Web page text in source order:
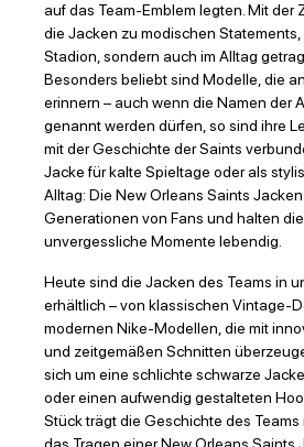
auf das Team-Emblem legten. Mit der
die Jacken zu modischen Statements,
Stadion, sondern auch im Alltag
Besonders beliebt sind Modelle, die
erinnern – auch wenn die Namen der
genannt werden dürfen, so sind ihre
mit der Geschichte der Saints
Jacke für kalte Spieltage oder als
Alltag: Die New Orleans Saints
Generationen von Fans und halten
unvergessliche Momente lebendig.
Heute sind die Jacken des Teams in
erhältlich – von klassischen Vintage-
modernen Nike-Modellen, die mit
und zeitgemäßen Schnitten
sich um eine schlichte schwarze
oder einen aufwendig gestalteten
Stück trägt die Geschichte des Teams